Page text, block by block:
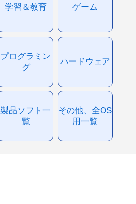
学習＆教育 ゲーム
プログラミン
グ
ハードウェア
製品ソフト一
覧
その他、全OS
用一覧